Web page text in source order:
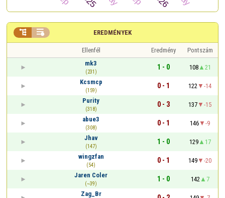
EREDMÉNYEK
 
Ellenfél Eredmény
Pontszám
mk3
(231)
1 - 0 108
21
Kcsmcp
(159)
0 - 1 122
-14
Purity
(318)
0 - 3 137
-15
abue3
(308)
0 - 1 146
-9
Jhav
(147)
1 - 0 129
17
wingzfan
(54)
0 - 1 149
-20
Jaren Coler
(~39)
1 - 0 142
7
Zag_Br